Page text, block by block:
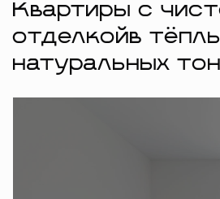
Квартиры с
отделкойв
натуральных